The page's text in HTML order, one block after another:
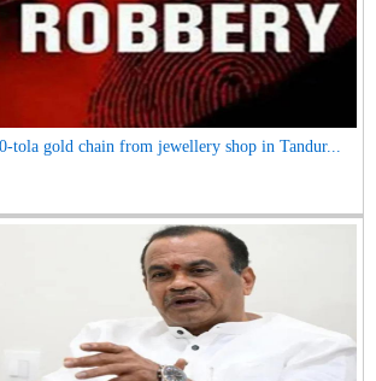
tola gold chain from jewellery shop in Tandur...